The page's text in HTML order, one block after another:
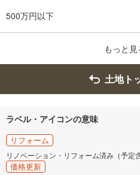
500万円以下
もっと見
土地ト
ラベル・アイコンの意味
リフォーム
リノベーション・リフォーム済み（予定
価格更新